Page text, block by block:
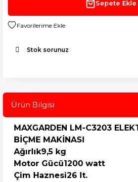
Sepete Ekle
Stok sorunuz
Ürün Bilgisi
MAXGARDEN LM-C3203
BİÇME MAKİNASI
Ağırlık9,5 kg
Motor Gücü1200 watt
Çim Haznesi26 lt.